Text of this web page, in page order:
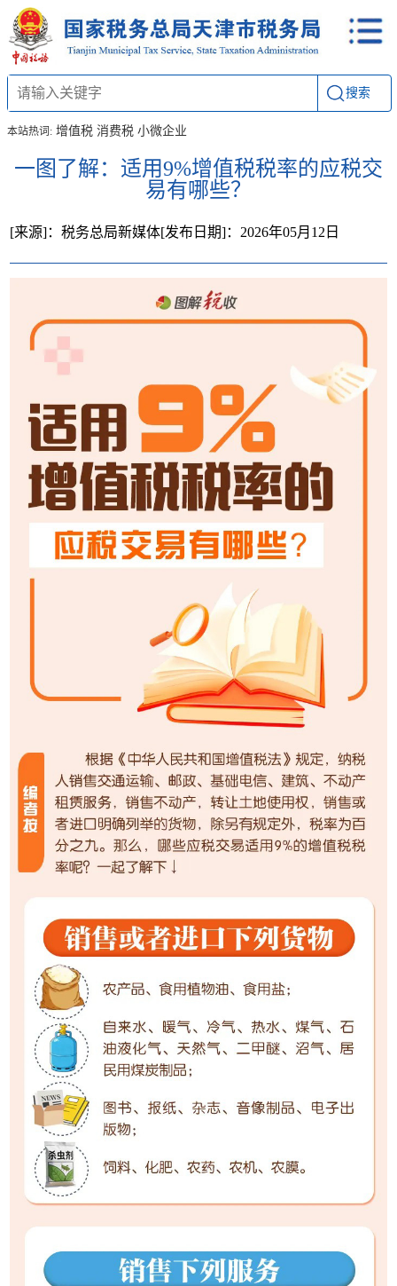
搜索
本站热词: 增值税 消费税 小微企业
一图了解：适用9%增值税税率的应税交
易有哪些？
[发布日期]：2026年05月12日
[来源]：税务总局新媒体